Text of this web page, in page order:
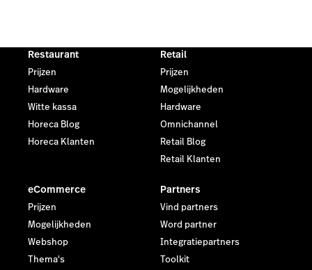
Restaurant
Prijzen
Hardware
Witte kassa
Horeca Blog
Horeca Klanten
Retail
Prijzen
Mogelijkheden
Hardware
Omnichannel
Retail Blog
Retail Klanten
eCommerce
Prijzen
Mogelijkheden
Webshop
Thema's
Partners
Vind partners
Word partner
Integratiepartners
Toolkit